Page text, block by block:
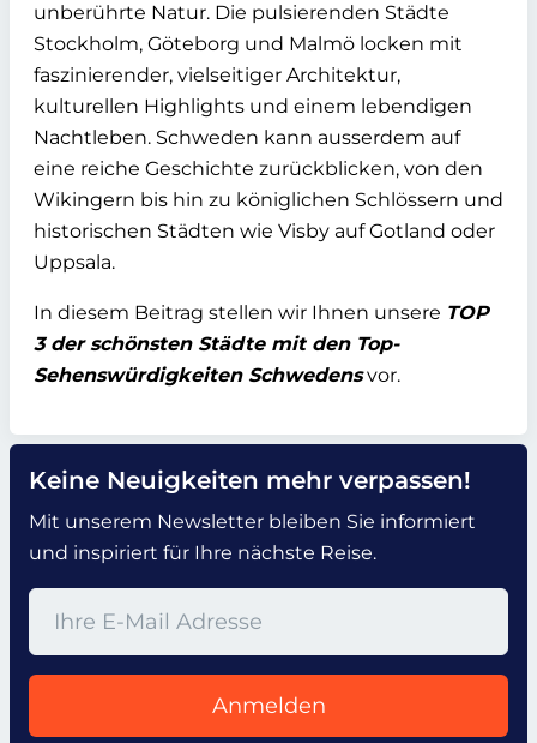
unberührte Natur. Die pulsierenden Städte
Stockholm, Göteborg und Malmö locken mit
faszinierender, vielseitiger Architektur,
kulturellen Highlights und einem lebendigen
Nachtleben. Schweden kann ausserdem auf
eine reiche Geschichte zurückblicken, von den
Wikingern bis hin zu königlichen Schlössern und
historischen Städten wie Visby auf Gotland oder
Uppsala.
In diesem Beitrag stellen wir Ihnen unsere TOP
3 der schönsten Städte mit den Top-
Sehenswürdigkeiten Schwedensvor.
Keine Neuigkeiten mehr verpassen!
Mit unserem Newsletter bleiben Sie informiert
und inspiriert für Ihre nächste Reise.
Anmelden